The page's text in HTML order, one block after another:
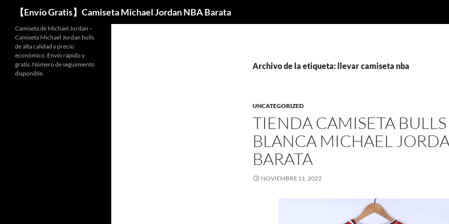
【Envío Gratis】Camiseta Michael Jordan NBA Barata
Buscar
Archivo de la etiqueta: llevar camiseta nba
UNCATEGORIZED
TIENDA CAMISETA BULLS
BLANCA MICHAEL
BARATA
NOVIEMBRE 11, 2022
Camiseta de Michael Jordan –
Camiseta Michael Jordan bulls
de alta calidad y precio
económico. Envío rápido y
gratis. Número de seguimiento
disponible.